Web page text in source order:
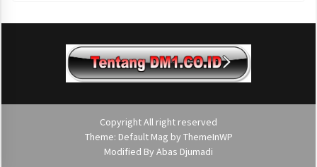
Copyright All right reserved
Theme: Default Mag by ThemeInWP
Modified By Abas Djumadi